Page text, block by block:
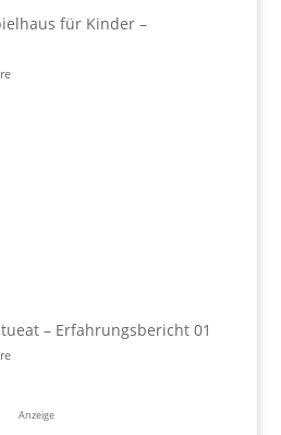
für Kinder –
– Erfahrungsbericht 01
Anzeige